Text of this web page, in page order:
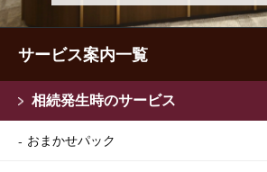
サービス案内一覧
相続発生時のサービス
おまかせパック